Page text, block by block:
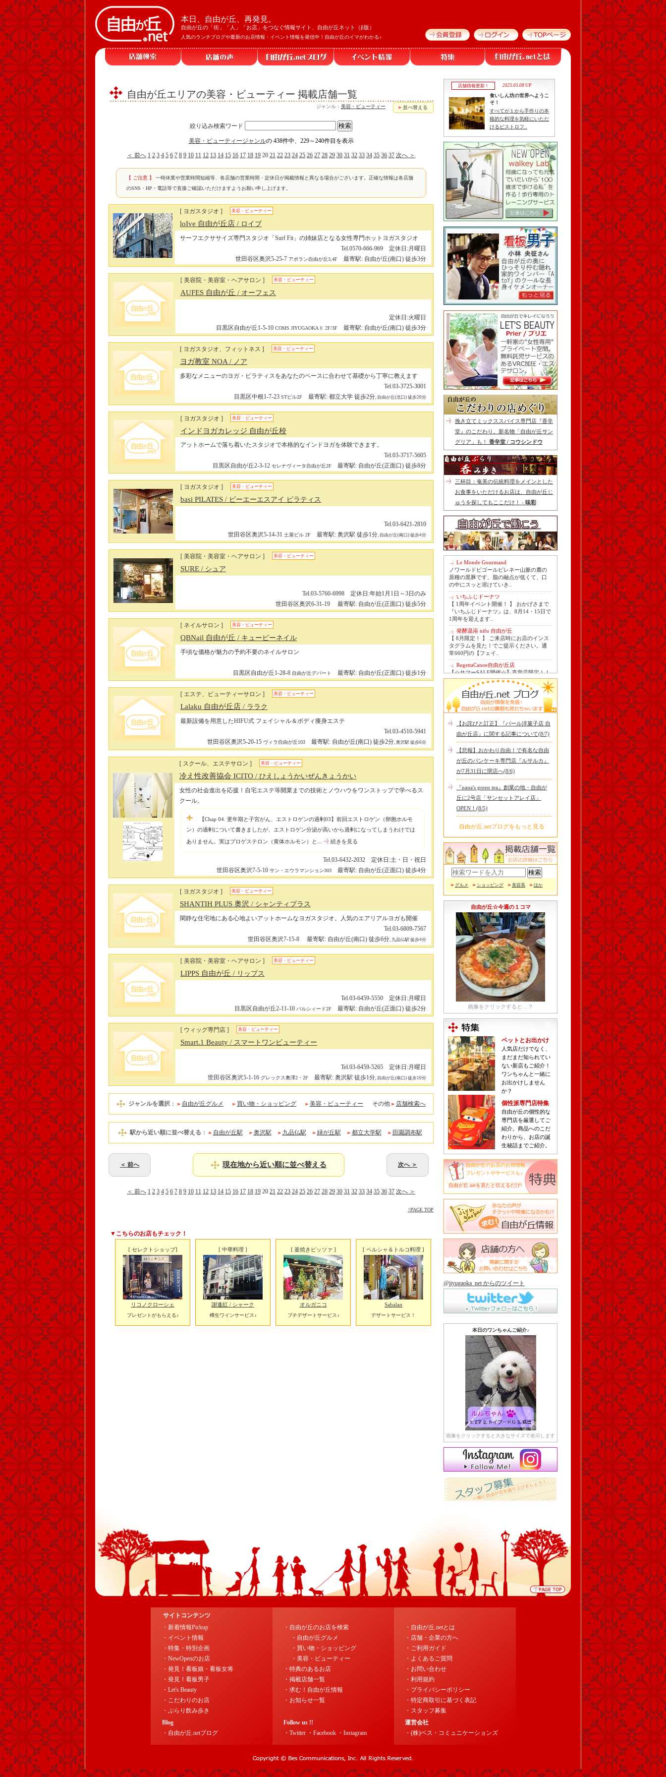
本日、自由が丘、再発見。
自由が丘の「街」「人」「お店」をつなぐ情報サイト、自由が丘ネット（β版）
人気のランチブログや最新のお店情報・イベント情報を発信中！自由が丘のイマがわかる♪
自由が丘エリアの美容・ビューティー 掲載店舗一覧
並べ替える
ジャンル： 美容・ビューティー
絞り込み検索ワード
美容・ビューティージャンルの 438件中、229～240件目を表示
＜ 前へ 1 2 3 4 5 6 7 8 9 10 11 12 13 14 15 16 17 18 19 20 21 22 23 24 25 26 27 28 29 30 31 32 33 34 35 36 37 次へ ＞
【 ご注意 】
一時休業や営業時間短縮等、各店舗の営業時間・定休日が掲載情報と異なる場合がございます。正確な情報は各店舗
のSNS・HP・電話等で直接ご確認いただけますようお願い申し上げます。
[ ヨガスタジオ ] 美容・ビューティー
loIve 自由が丘店 / ロイブ
サーフエクササイズ専門スタジオ「Surf Fit」の姉妹店となる女性専門ホットヨガスタジオ
Tel.0570-666-969 定休日:月曜日
世田谷区奥沢5-25-7 アポラン自由が丘3,4F 最寄駅: 自由が丘(南口) 徒歩3分
[ 美容院・美容室・ヘアサロン ] 美容・ビューティー
AUFES 自由が丘 / オーフェス
定休日:火曜日
目黒区自由が丘1-5-10 COMS JIYUGAOKAⅡ 2F/3F 最寄駅: 自由が丘(南口) 徒歩3分
[ ヨガスタジオ、フィットネス ] 美容・ビューティー
ヨガ教室 NOA / ノア
多彩なメニューのヨガ・ピラティスをあなたのペースに合わせて基礎から丁寧に教えます
Tel.03-3725-3001
目黒区中根1-7-23 STビル2F 最寄駅: 都立大学 徒歩2分, 自由が丘(北口) 徒歩20分
[ ヨガスタジオ ] 美容・ビューティー
インドヨガカレッジ 自由が丘校
アットホームで落ち着いたスタジオで本格的なインドヨガを体験できます。
Tel.03-3717-5605
目黒区自由が丘2-3-12 セレナヴィータ自由が丘2F 最寄駅: 自由が丘(正面口) 徒歩8分
[ ヨガスタジオ ] 美容・ビューティー
basi PILATES / ビーエーエスアイ ピラティス
Tel.03-6421-2810
世田谷区奥沢5-14-31 土屋ビル 2F 最寄駅: 奥沢駅 徒歩1分, 自由が丘(南口) 徒歩4分
[ 美容院・美容室・ヘアサロン ] 美容・ビューティー
SURE / シュア
Tel.03-5760-6998 定休日:年始1月1日～3日のみ
世田谷区奥沢6-31-19
最寄駅: 自由が丘(正面口) 徒歩5分
[ ネイルサロン ] 美容・ビューティー
QBNail 自由が丘 / キュービーネイル
手頃な価格が魅力の予約不要のネイルサロン
目黒区自由が丘1-28-8 自由が丘デパート 最寄駅: 自由が丘(正面口) 徒歩1分
[ エステ、ビューティーサロン ] 美容・ビューティー
Lalaku 自由が丘店 / ララク
最新設備を用意したHIFU式 フェイシャル＆ボディ痩身エステ
Tel.03-4510-5941
世田谷区奥沢5-20-15 ヴィラ自由が丘103 最寄駅: 自由が丘(南口) 徒歩2分, 奥沢駅 徒歩6分
[ スクール、エステサロン ] 美容・ビューティー
冷え性改善協会 ICITO / ひえしょうかいぜんきょうかい
女性の社会進出を応援！自宅エステ等開業までの技術とノウハウをワンストップで学べるス
クール。
【Chap 04. 更年期と子宮がん、エストロゲンの過剰03】前回エストロゲン（卵胞ホルモ
ン）の過剰について書きましたが、エストロゲン分泌が高いから過剰になってしまうわけでは
ありません。実はプロゲステロン（黄体ホルモン）と...
続きを見る
Tel.03-6432-2032 定休日:土・日・祝日
世田谷区奥沢7-5-10 サン・エウラマンション303 最寄駅: 自由が丘(正面口) 徒歩4分
[ ヨガスタジオ ] 美容・ビューティー
SHANTIH PLUS 奥沢 / シャンティプラス
閑静な住宅地にある心地よいアットホームなヨガスタジオ。人気のエアリアルヨガも開催
Tel.03-6809-7567
世田谷区奥沢7-15-8
最寄駅: 自由が丘(南口) 徒歩6分, 九品仏駅 徒歩4分
[ 美容院・美容室・ヘアサロン ] 美容・ビューティー
LIPPS 自由が丘 / リップス
Tel.03-6459-5550 定休日:月曜日
目黒区自由が丘2-11-10 パルシィード2F 最寄駅: 自由が丘(正面口) 徒歩2分
[ ウィッグ専門店 ] 美容・ビューティー
Smart.1 Beauty / スマートワンビューティー
Tel.03-6459-5265 定休日:月曜日
世田谷区奥沢5-1-16 グレックス奧澤2・2F 最寄駅: 奥沢駅 徒歩1分, 自由が丘(南口) 徒歩10分
ジャンルを選択 ： 自由が丘グルメ 買い物・ショッピング 美容・ビューティー その他 店舗検索へ
駅から近い順に並べ替える ： 自由が丘駅 奥沢駅 九品仏駅 緑が丘駅 都立大学駅 田園調布駅
＜ 前へ 現在地から近い順に並べ替える 次へ ＞
＜ 前へ 1 2 3 4 5 6 7 8 9 10 11 12 13 14 15 16 17 18 19 20 21 22 23 24 25 26 27 28 29 30 31 32 33 34 35 36 37 次へ ＞
↑PAGE TOP
▼こちらのお店もチェック！
[ セレクトショップ]
リコノクローシェ
プレゼントがもらえる♪
[ 中華料理 ]
謝逢紅 / シャーク
樽生ワインサービス♪
[ 釜焼きピッツァ ]
オルガニコ
プチデザートサービス♪
[ ペルシャ＆トルコ料理 ]
Sabalan
デザートサービス！
店舗情報更新！ 2025.05.08 UP
食いしん坊の世界へようこ
そ！
すべてが１から手作りの本
格的な料理を気軽にいただ
けるビストロフ..
挽き立てミックススパイス専門店『香辛
堂』のこだわり。新名物「自由が丘サン
グリア」も！ 香辛堂 / コウシンドウ
三杯目：奄美の伝統料理をメインとした
お食事をいただけるお店は、自由が丘じ
ゅうを探してもここだけ！ - 味彩
Le Monde Gourmand
ノワールドビゴールピレネー山脈の麓の
原種の黒豚です。脂の融点が低くて、口
の中にスッと溶けていき..
いちふじドーナツ
【 1周年イベント開催！ 】 おかげさまで
『いちふじドーナツ』は、8月14・15日で
1周年を迎えます..
発酵温浴 nifu 自由が丘
【 8月限定！ 】 ご来店時にお店のインス
タグラムを見た！でご提示ください。通
常660円の【フェイ..
RegettaCanoe自由が丘店
【☆サマーSALE開催☆】直営店限定！！
お得なサンダルがいっぱい！！ こんにち
は！！RegettaCanoe自..
中華ばんばん
8月15日（土）は夏季休業とさせていただ
きます。 翌16日（日）は通常通り定休日
ですので、2連休となり..
tomoru
土曜日限定ランチセット(12:00〜15:00)は
じまりました！※数量限定その日のおす
冷え性改善協会 ICITO
【 よもぎ蒸しやリラクゼーション専門の
エステサロン、リ..
【お詫びと訂正】『パール洋菓子店 自
由が丘店』に関する記事について(8/7)
【悲報】おかわり自由！で有名な自由
が丘のパンケーキ専門店『ルサルカ』
が7月31日に閉店へ(8/6)
『nana's green tea』創業の地・自由が
丘に2号店「サンセットアレイ店」
OPEN！ (8/5)
自由が丘.netブログをもっと見る
グルメ ショッピング 美容系 ほか
自由が丘☆今週の１コマ
画像をクリックすると…？
ペットとお出かけ
人気店だけでなく、
まだまだ知られてい
ない新店もご紹介！
ワンちゃんと一緒に
お出かけしません
か？
個性派専門店特集
自由が丘の個性的な
専門店を厳選してご
紹介。商品へのこだ
わりから、お店の誕
生秘話までご紹介。
自由が丘のお店のお得情報
プレゼントやサービスも♪
自由が丘.netを見たと伝えるだけ!
@jiyugaoka_net からのツイート
本日のワンちゃんご紹介♪
画像をクリックすると大きなサイズで表示します
サイトコンテンツ
・新着情報Pickup
・イベント情報
・特集・特別企画
・NewOpenのお店
・発見！看板娘・看板女将
・発見！看板男子
・Let's Beauty
・こだわりのお店
・ぶらり飲み歩き
Blog
・自由が丘.netブログ
・自由が丘のお店を検索
・自由が丘グルメ
・買い物・ショッピング
・美容・ビューティー
・特典のあるお店
・掲載店舗一覧
・求む！自由が丘情報
・お知らせ一覧
Follow us !!
・Twitter
・Facebook ・Instagram
・自由が丘.netとは
・店舗・企業の方へ
・ご利用ガイド
・よくあるご質問
・お問い合わせ
・利用規約
・プライバシーポリシー
・特定商取引に基づく表記
・スタッフ募集
運営会社
・(株)ベス・コミュニケーションズ